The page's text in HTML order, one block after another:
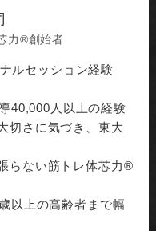
力®︎創始者
ルセッション経験
40,000人以上の経験
切さに気づき、東大
らない筋トレ体芯力®︎
以上の高齢者まで幅